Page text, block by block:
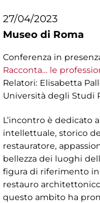
27/04/2023
Museo di Roma
Conferenza in
Racconta… le
Relatori: Elisabetta
Università degli Studi
L’incontro è dedicato
intellettuale, storico
restauratore,
bellezza dei luoghi
figura di riferimento in
restauro
questo ambito ha